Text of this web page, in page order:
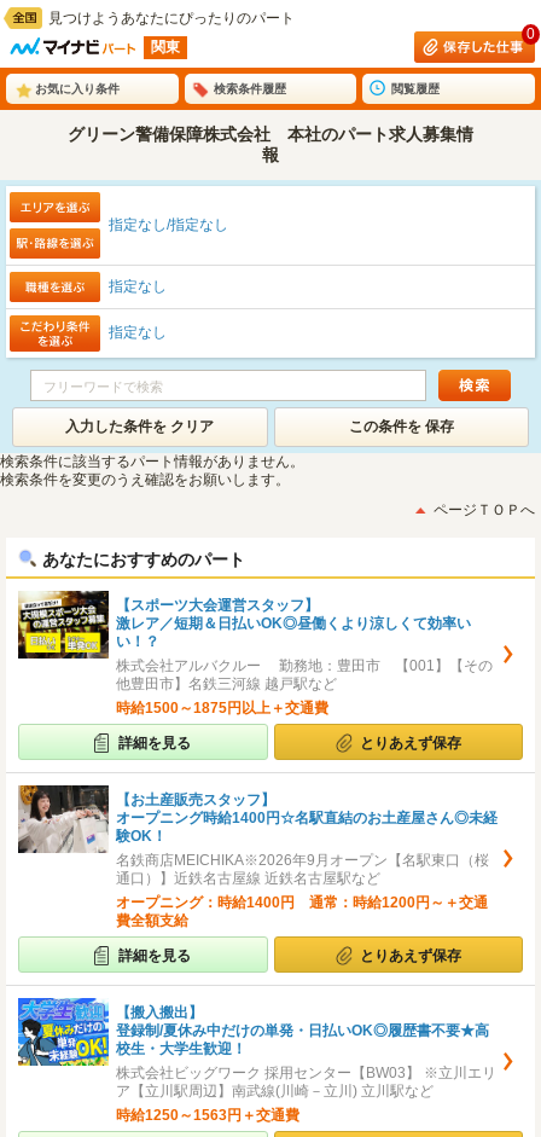
見つけようあなたにぴったりのパート
関東
0
お気に入り条件 検索条件履歴 閲覧履歴
グリーン警備保障株式会社 本社のパート求人募集情
報
指定なし/指定なし
指定なし
指定なし
入力した条件を クリア この条件を 保存
検索条件に該当するパート情報がありません。
検索条件を変更のうえ確認をお願いします。
ページＴＯＰへ
あなたにおすすめのパート
【スポーツ大会運営スタッフ】
激レア／短期＆日払いOK◎昼働くより涼しくて効率い
い！？
株式会社アルバクルー 勤務地：豊田市 【001】【その
他豊田市】名鉄三河線 越戸駅など
時給1500～1875円以上＋交通費
詳細を見る とりあえず保存
【お土産販売スタッフ】
オープニング時給1400円☆名駅直結のお土産屋さん◎未経
験OK！
名鉄商店MEICHIKA※2026年9月オープン【名駅東口（桜
通口）】近鉄名古屋線 近鉄名古屋駅など
オープニング：時給1400円 通常：時給1200円～＋交通
費全額支給
詳細を見る とりあえず保存
【搬入搬出】
登録制/夏休み中だけの単発・日払いOK◎履歴書不要★高
校生・大学生歓迎！
株式会社ビッグワーク 採用センター【BW03】 ※立川エリ
ア【立川駅周辺】南武線(川崎－立川) 立川駅など
時給1250～1563円＋交通費